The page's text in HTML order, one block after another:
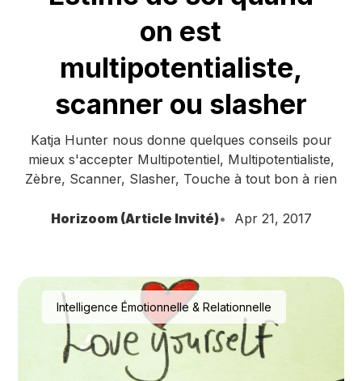
on est
multipotentialiste,
scanner ou slasher
Katja Hunter nous donne quelques conseils pour
mieux s'accepter Multipotentiel, Multipotentialiste,
Zèbre, Scanner, Slasher, Touche à tout bon à rien
Horizoom (Article Invité) Apr 21, 2017
Intelligence Émotionnelle & Relationnelle